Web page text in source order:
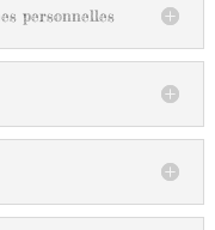
personnelles